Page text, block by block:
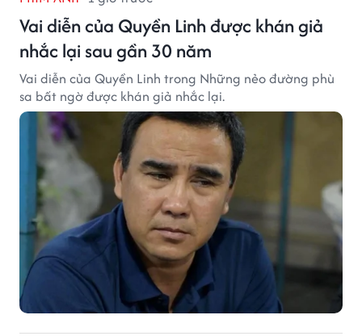
Vai diễn của Quyền Linh được khán giả
nhắc lại sau gần 30 năm
Vai diễn của Quyền Linh trong Những nẻo đường phù
sa bất ngờ được khán giả nhắc lại.